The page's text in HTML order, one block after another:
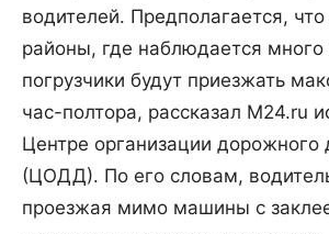
водителей. Предполагается,
районы, где наблюдается
погрузчики будут приезжать
час-полтора, рассказал M24.ru
Центре организации дорожного
(ЦОДД). По его словам,
проезжая мимо машины с